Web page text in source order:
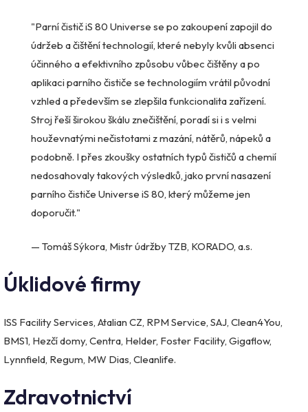
"Parní čistič iS 80 Universe se po zakoupení zapojil do
údržeb a čištění technologií, které nebyly kvůli absenci
účinného a efektivního způsobu vůbec čištěny a po
aplikaci parního čističe se technologiím vrátil původní
vzhled a především se zlepšila funkcionalita zařízení.
Stroj řeší širokou škálu znečištění, poradí si i s velmi
houževnatými nečistotami z mazání, nátěrů, nápeků a
podobně. I přes zkoušky ostatních typů čističů a chemií
nedosahovaly takových výsledků, jako první nasazení
parního čističe Universe iS 80, který můžeme jen
doporučit."
— Tomáš Sýkora, Mistr údržby TZB, KORADO, a.s.
Úklidové firmy
ISS Facility Services, Atalian CZ, RPM Service, SAJ, Clean4You,
BMS1, Hezčí domy, Centra, Helder, Foster Facility, Gigaflow,
Lynnfield, Regum, MW Dias, Cleanlife.
Zdravotnictví